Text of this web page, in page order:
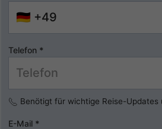
Telefon *
Benötigt für wichtige Reise-Updates
E-Mail *